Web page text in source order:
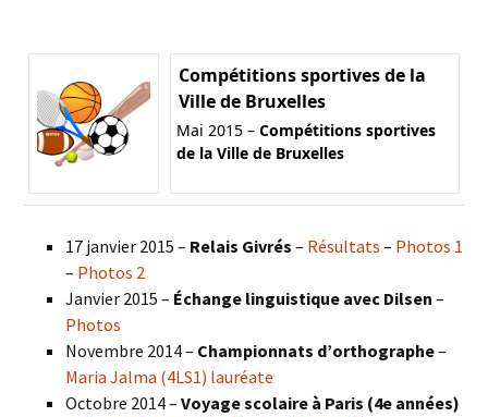
Compétitions sportives de la
Ville de Bruxelles
Mai 2015 – Compétitions sportives
de la Ville de Bruxelles
17 janvier 2015 – Relais Givrés – Résultats – Photos 1
– Photos 2
Janvier 2015 – Échange linguistique avec Dilsen –
Photos
Novembre 2014 – Championnats d’orthographe–
Maria Jalma (4LS1) lauréate
Octobre 2014 – Voyage scolaire à Paris (4e années)